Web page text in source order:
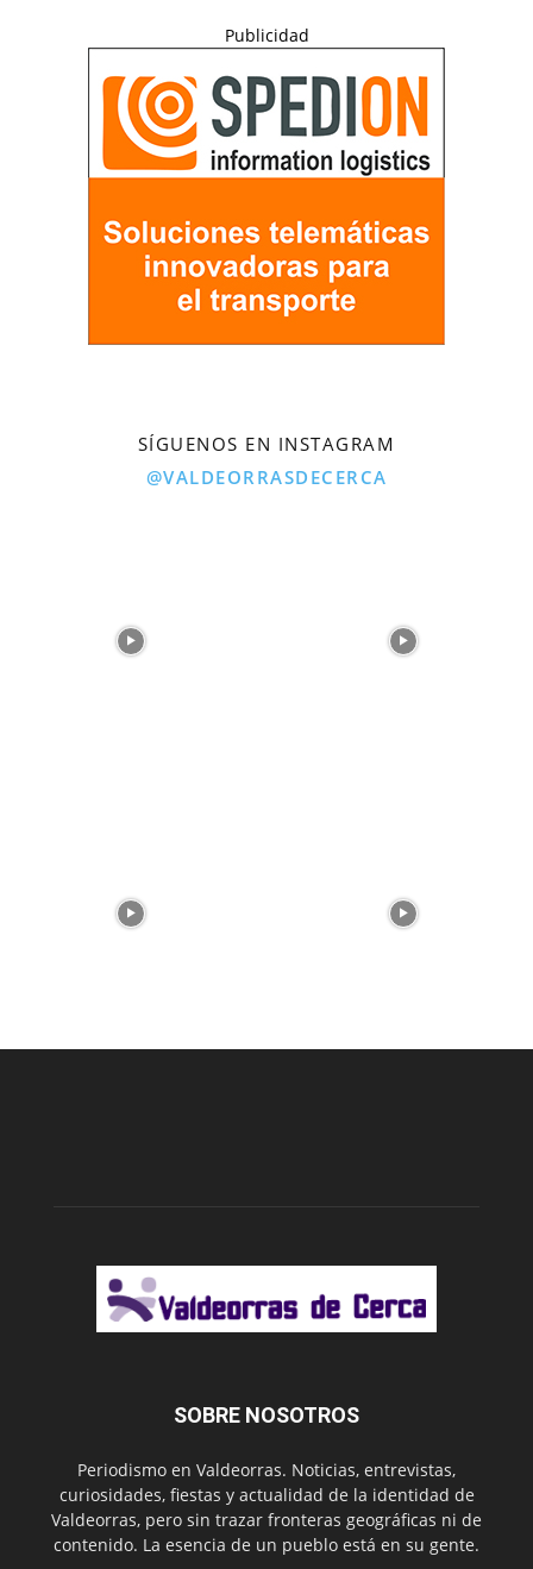
Publicidad
SÍGUENOS EN INSTAGRAM
@VALDEORRASDECERCA
SOBRE NOSOTROS
Periodismo en Valdeorras. Noticias, entrevistas,
curiosidades, fiestas y actualidad de la identidad de
Valdeorras, pero sin trazar fronteras geográficas ni de
contenido. La esencia de un pueblo está en su gente.